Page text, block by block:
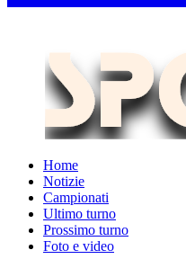
Home
Notizie
Campionati
Ultimo turno
Prossimo turno
Foto e video